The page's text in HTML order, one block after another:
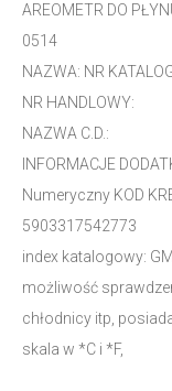
AREOMETR DO
0514
NAZWA: NR
NR HANDLOWY:
NAZWA C.D.:
INFORMACJE
Numeryczny KOD
5903317542773
index katalogowy:
możliwość
chłodnicy itp,
skala w *C i *F,